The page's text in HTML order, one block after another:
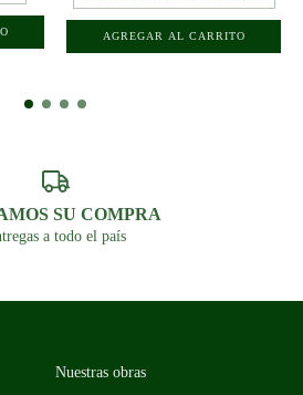
SU COMPRA
a todo el país
Nuestras obras